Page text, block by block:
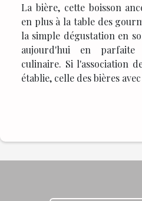
La bière, cette boisson
en plus à la table des
la simple dégustation en
aujourd'hui en
culinaire. Si l'association
établie, celle des bières